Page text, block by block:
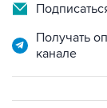
Получать
канале